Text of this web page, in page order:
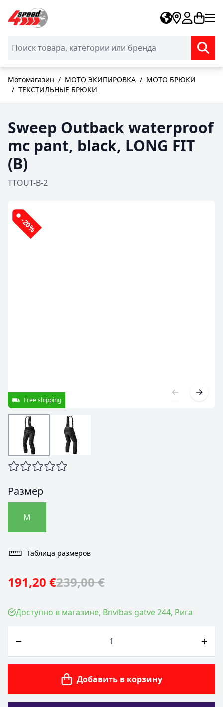
Skip to Content
Мотомагазин / МОТО ЭКИПИРОВКА / МОТО БРЮКИ
/ ТЕКСТИЛЬНЫЕ БРЮКИ
Sweep Outback waterproof
mc pant, black, LONG FIT
(B)
TTOUT-B-2
-20%
Free shipping
Размер
M
Таблица размеров
191,20 €239,00 €
Доступно в магазине, Brīvības gatve 244, Рига
Добавить в корзину